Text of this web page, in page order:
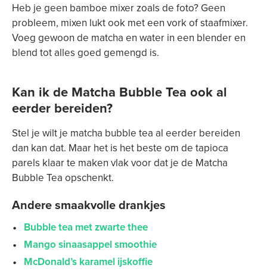
Heb je geen bamboe mixer zoals de foto? Geen
probleem, mixen lukt ook met een vork of staafmixer.
Voeg gewoon de matcha en water in een blender en
blend tot alles goed gemengd is.
Kan ik de Matcha Bubble Tea ook al
eerder bereiden?
Stel je wilt je matcha bubble tea al eerder bereiden
dan kan dat. Maar het is het beste om de tapioca
parels klaar te maken vlak voor dat je de Matcha
Bubble Tea opschenkt.
Andere smaakvolle drankjes
Bubble tea met zwarte thee
Mango sinaasappel smoothie
McDonald’s karamel ijskoffie